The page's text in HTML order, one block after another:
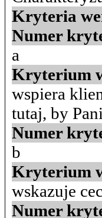
Kryteria
Numer
a
Kryterium
wspiera
tutaj, by
Numer
b
Kryterium
wskazuje
Numer